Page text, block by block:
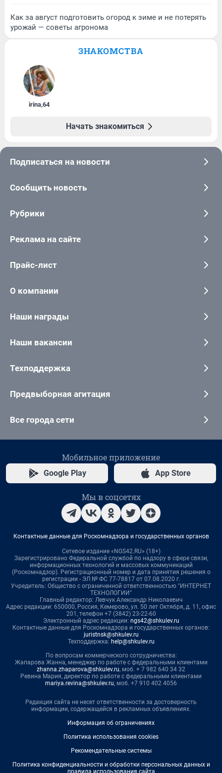
Как за август подготовить огород к зиме и не потерять
урожай — советы агронома
ЗНАКОМСТВА
irina,64
Начать знакомиться
Подписаться на новости
Сообщить новость
Рубрики
Реклама на сайте
Прайс-лист
О компании
Наши награды
Наши вакансии
Техподдержка
Предвыборная агитация
Все города сети
Мобильное приложение
Google Play App Store
Мы в соцсетях
Контактные данные для Роскомнадзора и государственных органов
Сетевое издание «NGS42.RU» (18+)
Зарегистрировано Федеральной службой по надзору в сфере связи,
информационных технологий и массовых коммуникаций
(Роскомнадзор). Регистрационный номер и дата принятия решения о
регистрации - ЭЛ № ФС 77-78817 от 07.08.2020 г.
Учредитель: Общество с ограниченной ответственностью "ИНТЕРНЕТ
ТЕХНОЛОГИИ"
Главный редактор: Левчук Александр Николаевич
Адрес редакции: 650000, Россия, Кемерово, ул. 50 лет Октября, д. 11, офис
201, телефон +7 (3842) 23-22-60
Электронный адрес редакции: ngs42@shkulev.ru
Контактные данные для Роскомнадзора и государственных органов:
juristnsk@shkulev.ru
Техподдержка: help@shkulev.ru
По вопросам коммерческого сотрудничества:
Жапарова Жанна, менеджер по работе с федеральными клиентами
zhanna.zhaparova@shkulev.ru, моб. + 7 982 640 34 32
Ревина Мария, директор по работе с федеральными клиентами
mariya.revina@shkulev.ru, моб. +7 910 402 4056
Редакция сайта не несет ответственности за достоверность
информации, содержащейся в рекламных объявлениях.
Информация об ограничениях
Политика использования cookies
Рекомендательные системы
Политика конфиденциальности и обработки персональных данных и
правила использования сайта